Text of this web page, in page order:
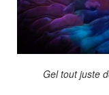
Gel tout juste